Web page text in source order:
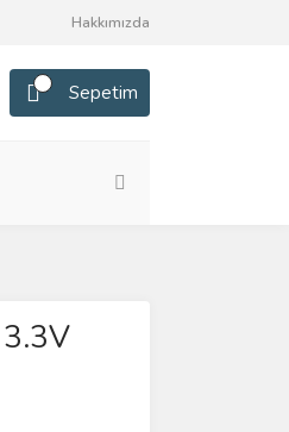
Hakkımızda
Sepetim